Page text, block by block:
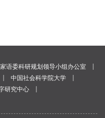
语委科研规划领导小组办公室
中国社会科学院大学
研究中心